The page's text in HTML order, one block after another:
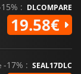
: DLCOMPARE
19.58€
-17% : SEAL17DLC